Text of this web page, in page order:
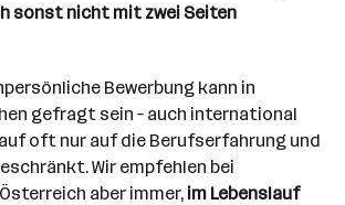
sonst nicht mit zwei Seiten
Bewerbung kann in
gefragt sein – auch international
oft nur auf die Berufserfahrung und
Wir empfehlen bei
aber immer, im Lebenslauf